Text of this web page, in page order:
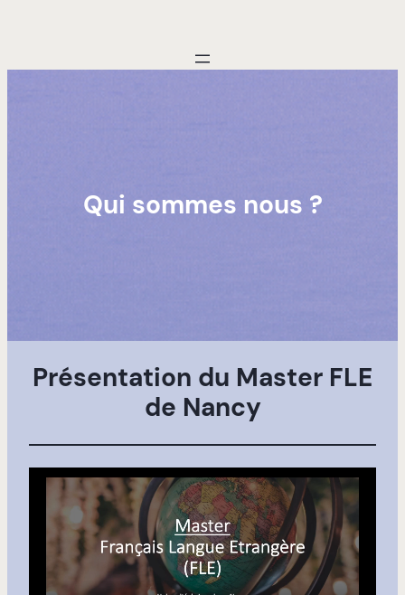
Qui sommes nous ?
Présentation du Master FLE
de Nancy